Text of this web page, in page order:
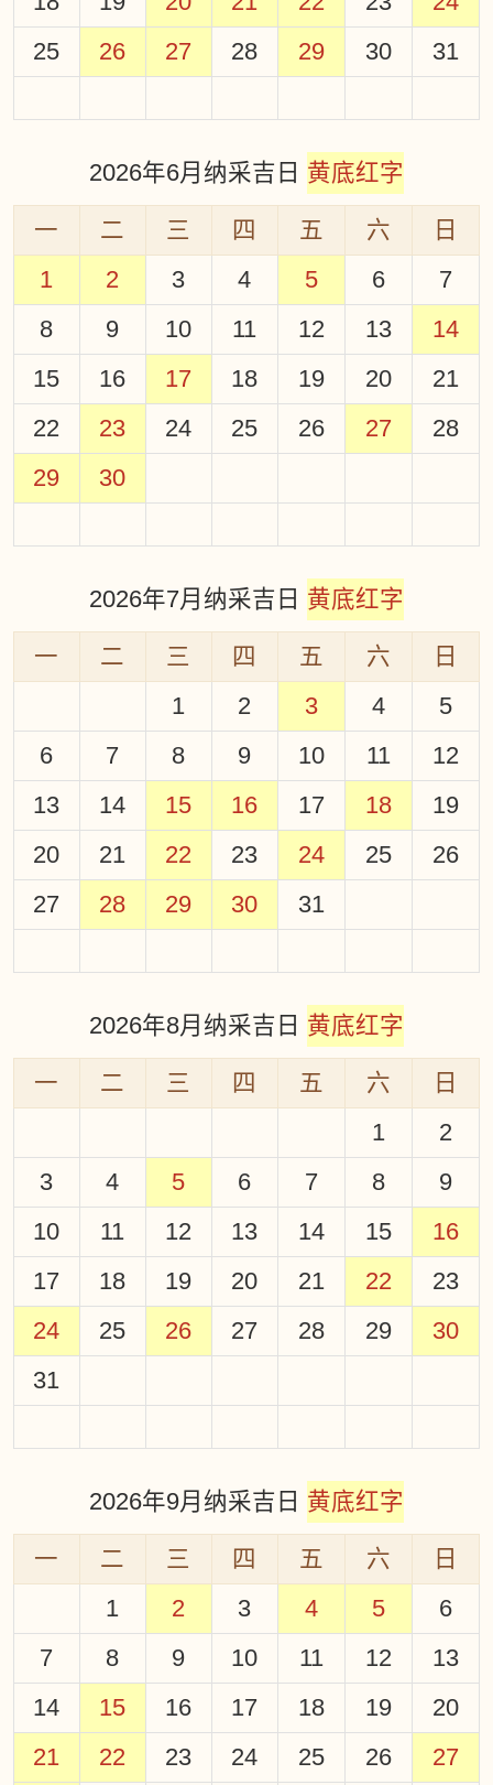
25
26 27 28 29 30 31
2026年6月纳采吉日 黄底红字
一 二 三 四 五 六
日
1
2 3 4 5 6
7
8
9 10 11 12 13
14
15
16 17 18 19 20
21
22
23 24 25 26 27
28
29
30
2026年7月纳采吉日 黄底红字
一 二 三 四 五 六
日
1
2 3 4
5
6
7 8 9 10 11
12
13
14 15 16 17 18
19
20
21 22 23 24 25
26
27
28 29 30 31
2026年8月纳采吉日 黄底红字
一 二 三 四 五 六
日
1
2
3
4 5 6 7 8
9
10
11 12 13 14 15
16
17
18 19 20 21 22
23
24
25 26 27 28 29
30
31
2026年9月纳采吉日 黄底红字
一 二 三 四 五 六
日
1
2 3 4 5
6
7
8 9 10 11 12
13
14
15 16 17 18 19
20
21
22 23 24 25 26
27